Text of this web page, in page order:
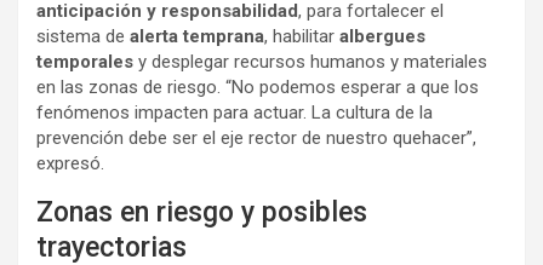
anticipación y responsabilidad, para fortalecer el
sistema de alerta temprana, habilitar albergues
temporales y desplegar recursos humanos y materiales
en las zonas de riesgo. “No podemos esperar a que los
fenómenos impacten para actuar. La cultura de la
prevención debe ser el eje rector de nuestro quehacer”,
expresó.
Zonas en riesgo y posibles
trayectorias